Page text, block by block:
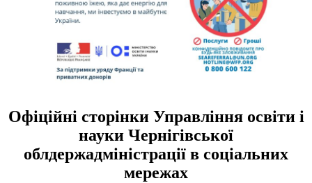
Офіційні сторінки Управління освіти і
науки Чернігівської
облдержадміністрації в соціальних
мережах